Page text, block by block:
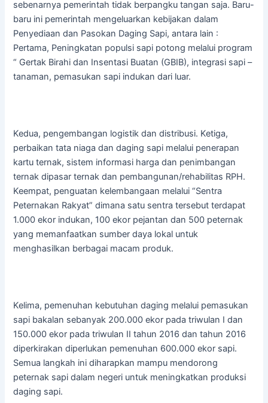
sebenarnya pemerintah tidak berpangku tangan saja. Baru-
baru ini pemerintah mengeluarkan kebijakan dalam
Penyediaan dan Pasokan Daging Sapi, antara lain :
Pertama, Peningkatan populsi sapi potong melalui program
“ Gertak Birahi dan Insentasi Buatan (GBIB), integrasi sapi –
tanaman, pemasukan sapi indukan dari luar.
Kedua, pengembangan logistik dan distribusi. Ketiga,
perbaikan tata niaga dan daging sapi melalui penerapan
kartu ternak, sistem informasi harga dan penimbangan
ternak dipasar ternak dan pembangunan/rehabilitas RPH.
Keempat, penguatan kelembangaan melalui “Sentra
Peternakan Rakyat” dimana satu sentra tersebut terdapat
1.000 ekor indukan, 100 ekor pejantan dan 500 peternak
yang memanfaatkan sumber daya lokal untuk
menghasilkan berbagai macam produk.
Kelima, pemenuhan kebutuhan daging melalui pemasukan
sapi bakalan sebanyak 200.000 ekor pada triwulan I dan
150.000 ekor pada triwulan II tahun 2016 dan tahun 2016
diperkirakan diperlukan pemenuhan 600.000 ekor sapi.
Semua langkah ini diharapkan mampu mendorong
peternak sapi dalam negeri untuk meningkatkan produksi
daging sapi.